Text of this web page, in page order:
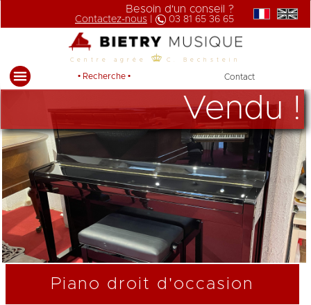
Besoin d'un conseil ?
Contactez-nous 03 81 65 36 65
Centre agrée C. Bechstein
• Recherche • Contact
Vendu !
Piano droit d'occasion